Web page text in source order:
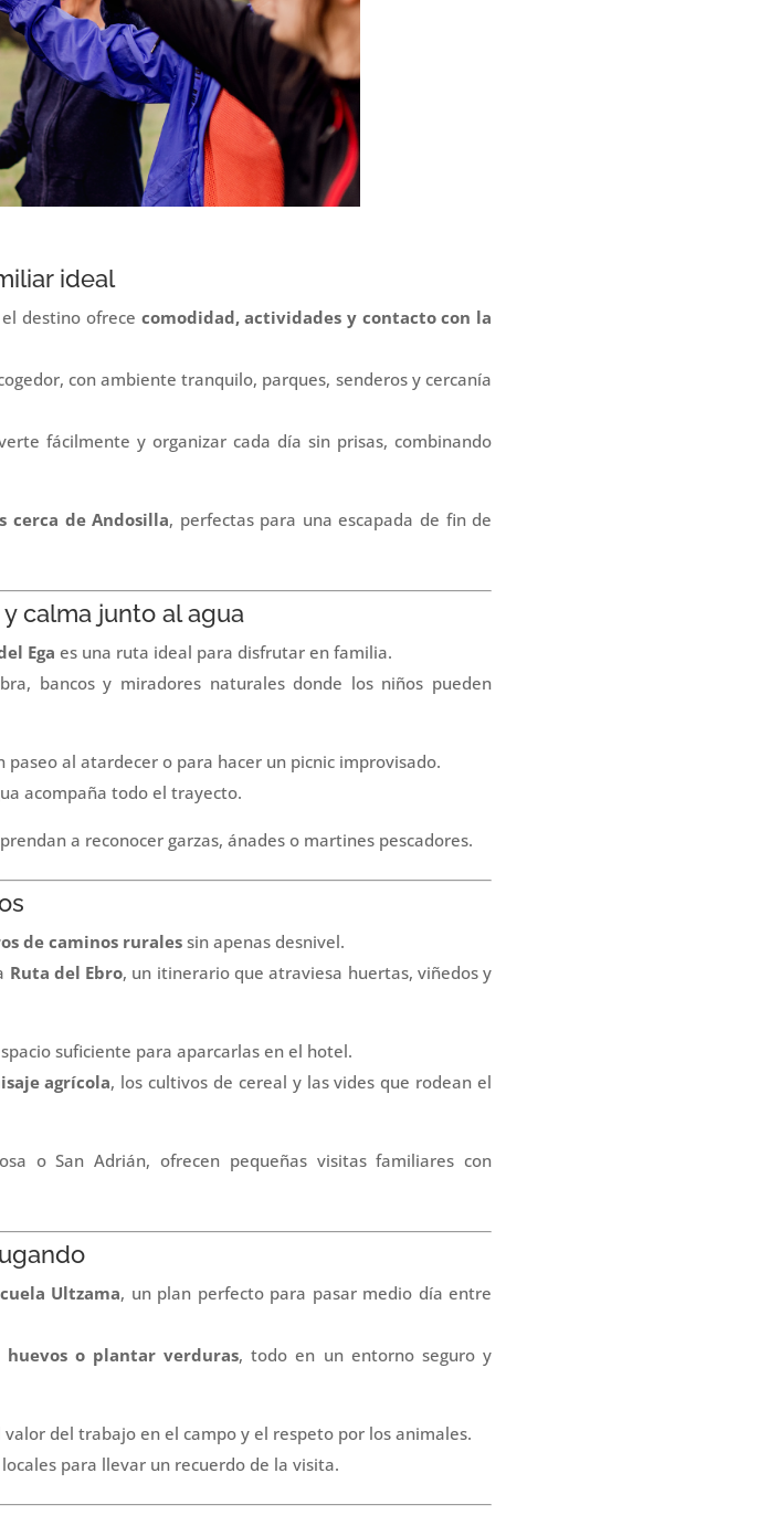
ideal
destino ofrece comodidad, actividades y contacto con la
con ambiente tranquilo, parques, senderos y cercanía
fácilmente y organizar cada día sin prisas, combinando
cerca de Andosilla, perfectas para una escapada de fin de
y calma junto al agua
Ega es una ruta ideal para disfrutar en familia.
bancos y miradores naturales donde los niños pueden
paseo al atardecer o para hacer un picnic improvisado.
acompaña todo el trayecto.
a reconocer garzas, ánades o martines pescadores.
de caminos ruralessin apenas desnivel.
Ruta del Ebro, un itinerario que atraviesa huertas, viñedos y
suficiente para aparcarlas en el hotel.
agrícola, los cultivos de cereal y las vides que rodean el
o San Adrián, ofrecen pequeñas visitas familiares con
Ultzama, un plan perfecto para pasar medio día entre
o plantar verduras, todo en un entorno seguro y
del trabajo en el campo y el respeto por los animales.
para llevar un recuerdo de la visita.